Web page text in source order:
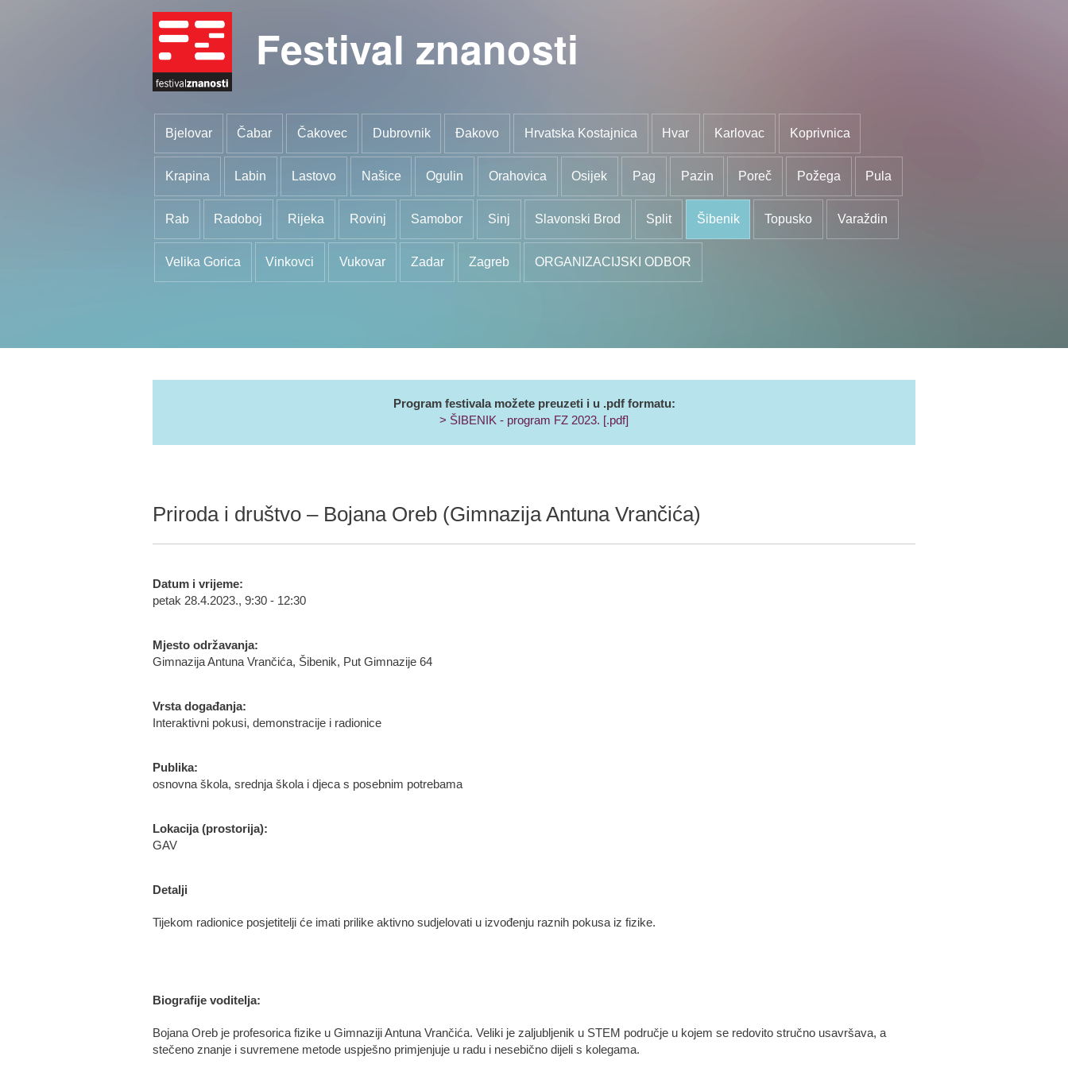
Festival znanosti
Bjelovar Čabar Čakovec Dubrovnik Đakovo Hrvatska Kostajnica Hvar Karlovac Koprivnica
Krapina Labin Lastovo Našice Ogulin Orahovica Osijek Pag Pazin Poreč Požega Pula
Rab Radoboj Rijeka Rovinj Samobor Sinj Slavonski Brod Split Šibenik Topusko Varaždin
Velika Gorica Vinkovci Vukovar Zadar Zagreb ORGANIZACIJSKI ODBOR
Program festivala možete preuzeti i u .pdf formatu:
> ŠIBENIK - program FZ 2023. [.pdf]
Priroda i društvo – Bojana Oreb (Gimnazija Antuna Vrančića)
Datum i vrijeme:
petak 28.4.2023., 9:30 - 12:30
Mjesto održavanja:
Gimnazija Antuna Vrančića, Šibenik, Put Gimnazije 64
Vrsta događanja:
Interaktivni pokusi, demonstracije i radionice
Publika:
osnovna škola, srednja škola i djeca s posebnim potrebama
Lokacija (prostorija):
GAV
Detalji
Tijekom radionice posjetitelji će imati prilike aktivno sudjelovati u izvođenju raznih pokusa iz fizike.
Biografije voditelja:
Bojana Oreb je profesorica fizike u Gimnaziji Antuna Vrančića. Veliki je zaljubljenik u STEM područje u kojem se redovito stručno usavršava, a
stečeno znanje i suvremene metode uspješno primjenjuje u radu i nesebično dijeli s kolegama.